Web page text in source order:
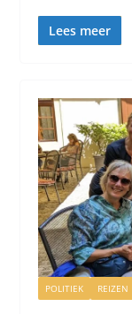
Lees meer
POLITIEK REIZEN